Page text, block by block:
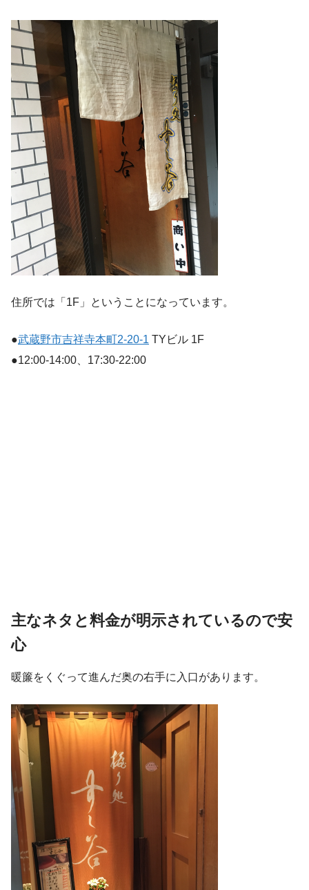
住所では「1F」ということになっています。
●武蔵野市吉祥寺本町2-20-1 TYビル 1F
●12:00-14:00、17:30-22:00
主なネタと料金が明示されているので安
心
暖簾をくぐって進んだ奥の右手に入口があります。